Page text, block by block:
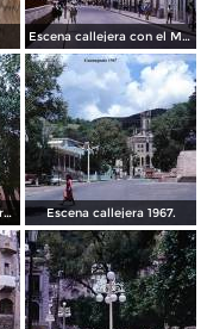
Escena callejera con el Mto al Pipila al fondo 1967.
Escena callejera un arriero 1967. Escena callejera 1967.